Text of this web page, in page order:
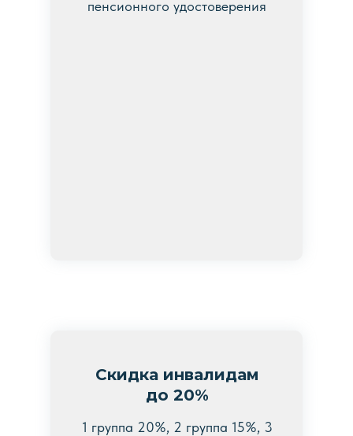
пенсионного удостоверения
Скидка инвалидам
до 20%
1 группа 20%, 2 группа 15%, 3